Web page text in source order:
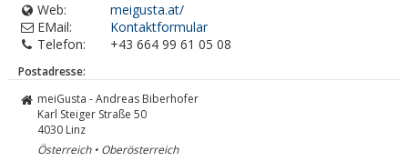
Web:
meigusta.at/
EMail:
Kontaktformular
Telefon:
+43 664 99 61 05 08
Postadresse:
meiGusta - Andreas Biberhofer
Karl Steiger Straße 50
4030 Linz
Österreich • Oberösterreich